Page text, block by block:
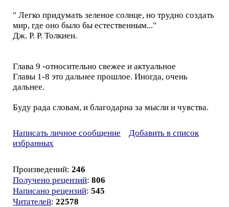
" Легко придумать зеленое солнце, но трудно создать
мир, где оно было бы естественным..."
Дж. Р. Р. Толкиен.
Глава 9 -относительно свежее и актуальное
Главы 1-8 это дальнее прошлое. Иногда, очень
дальнее.
Буду рада словам, и благодарна за мысли и чувства.
Написать личное сообщение
Добавить в список
избранных
Произведений: 246
Получено рецензий: 806
Написано рецензий: 545
Читателей: 22578